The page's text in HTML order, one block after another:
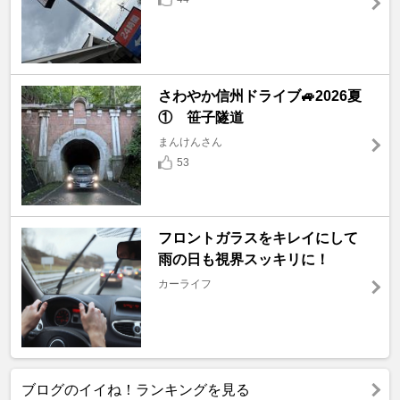
さわやか信州ドライブ🚙2026夏
① 笹子隧道
まんけんさん
53
フロントガラスをキレイにして
雨の日も視界スッキリに！
カーライフ
ブログのイイね！ランキングを見る